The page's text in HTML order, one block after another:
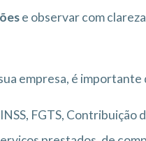
e observar com
empresa, é
FGTS, Contribuição